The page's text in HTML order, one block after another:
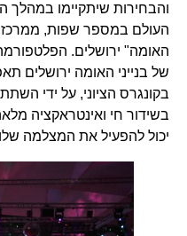
והבחירות שיתקיימו במהלך
העולם במספר שפות, ממרכז
האומה" ירושלים. הפלטפורמה
של בנייני האומה ירושלים
בקונגרס הציוני, על ידי
בשידור חי ואינטראקציה
יכול להפעיל את המצלמה שלו